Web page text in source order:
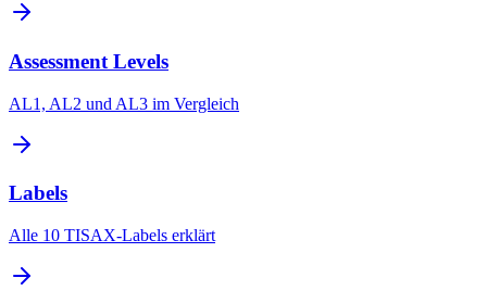
Assessment Levels
AL1, AL2 und AL3 im Vergleich
Labels
Alle 10 TISAX-Labels erklärt